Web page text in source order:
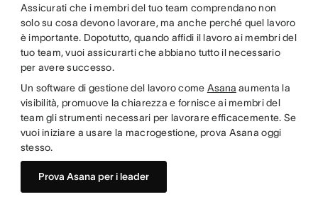
Assicurati che i membri del tuo team comprendano non
solo su cosa devono lavorare, ma anche perché quel lavoro
è importante. Dopotutto, quando affidi il lavoro ai membri del
tuo team, vuoi assicurarti che abbiano tutto il necessario
per avere successo.
Un software di gestione del lavoro come Asana aumenta la
visibilità, promuove la chiarezza e fornisce ai membri del
team gli strumenti necessari per lavorare efficacemente. Se
vuoi iniziare a usare la macrogestione, prova Asana oggi
stesso.
Prova Asana per i leader